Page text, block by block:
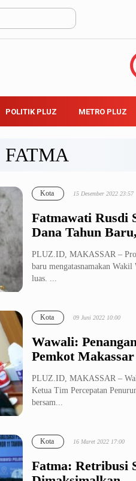
POLITIK PLUZ METRO PLUZ
FATMA
Fatmawati Rusdi
Dana Tahun
Kota 15 Desember 2022 23:57
PLUZ.ID, MAKASSAR –
baru mengatasnamakan
luas. ...
Wawali:
Pemkot Makassar
Kota 09 Juni 2022 10:00
PLUZ.ID, MAKASSAR –
Ketua Tim Percepatan
bersam...
Fatma: Retribusi
Kota 16 Maret 2022 17:00